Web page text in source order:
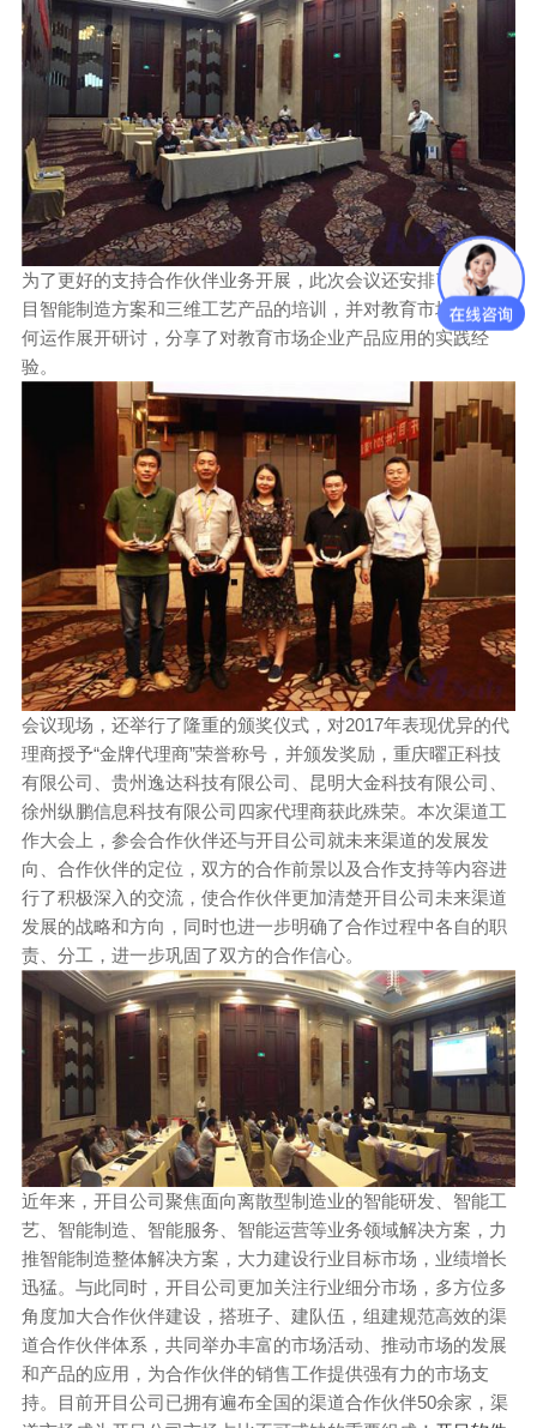
为了更好的支持合作伙伴业务开展，此次会议还安排了针对开
目智能制造方案和三维工艺产品的培训，并对教育市场行业如
何运作展开研讨，分享了对教育市场企业产品应用的实践经
验。
会议现场，还举行了隆重的颁奖仪式，对2017年表现优异的代
理商授予“金牌代理商”荣誉称号，并颁发奖励，重庆曜正科技
有限公司、贵州逸达科技有限公司、昆明大金科技有限公司、
徐州纵鹏信息科技有限公司四家代理商获此殊荣。 本次渠道工
作大会上，参会合作伙伴还与开目公司就未来渠道的发展发
向、合作伙伴的定位，双方的合作前景以及合作支持等内容进
行了积极深入的交流，使合作伙伴更加清楚开目公司未来渠道
发展的战略和方向，同时也进一步明确了合作过程中各自的职
责、分工，进一步巩固了双方的合作信心。
近年来，开目公司聚焦面向离散型制造业的智能研发、智能工
艺、智能制造、智能服务、智能运营等业务领域解决方案，力
推智能制造整体解决方案，大力建设行业目标市场，业绩增长
迅猛。与此同时，开目公司更加关注行业细分市场，多方位多
角度加大合作伙伴建设，搭班子、建队伍，组建规范高效的渠
道合作伙伴体系，共同举办丰富的市场活动、推动市场的发展
和产品的应用，为合作伙伴的销售工作提供强有力的市场支
持。目前开目公司已拥有遍布全国的渠道合作伙伴50余家，渠